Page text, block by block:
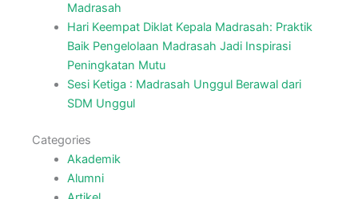
Madrasah
Hari Keempat Diklat Kepala Madrasah: Praktik
Baik Pengelolaan Madrasah Jadi Inspirasi
Peningkatan Mutu
Sesi Ketiga : Madrasah Unggul Berawal dari
SDM Unggul
Categories
Akademik
Alumni